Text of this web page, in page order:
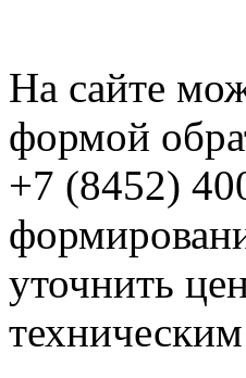
На сайте
формой
+7 (8452)
уточнить